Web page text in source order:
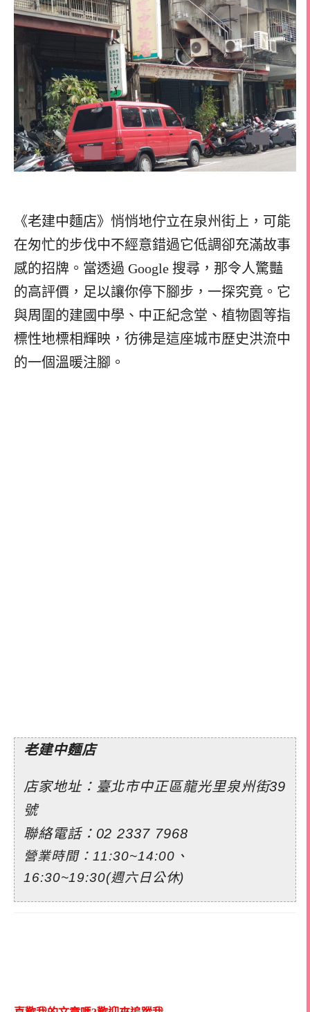
《老建中麵店》悄悄地佇立在泉州街上，可能
在匆忙的步伐中不經意錯過它低調卻充滿故事
感的招牌。當透過 Google 搜尋，那令人驚豔
的高評價，足以讓你停下腳步，一探究竟。它
與周圍的建國中學、中正紀念堂、植物園等指
標性地標相輝映，彷彿是這座城市歷史洪流中
的一個溫暖注腳。
老建中麵店
店家地址：臺北市中正區龍光里泉州街39
號
聯絡電話： 02 2337 7968
營業時間：11:30~14:00、
16:30~19:30(週六日公休)